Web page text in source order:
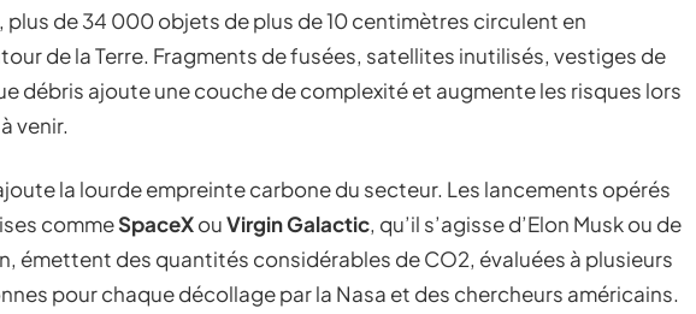
, plus de 34 000 objets de plus de 10 centimètres circulent en
de la Terre. Fragments de fusées, satellites inutilisés, vestiges de
débris ajoute une couche de complexité et augmente les risques lors
venir.
la lourde empreinte carbone du secteur. Les lancements opérés
commeSpaceXouVirgin Galactic, qu’il s’agisse d’Elon Musk ou de
émettent des quantités considérables de CO2, évaluées à plusieurs
pour chaque décollage par la Nasa et des chercheurs américains.